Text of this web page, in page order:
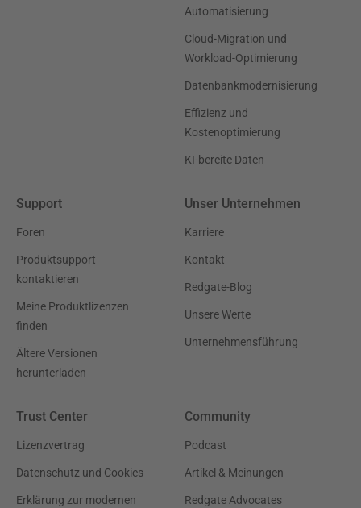
Automatisierung
Cloud-Migration und
Workload-Optimierung
Datenbankmodernisierung
Effizienz und
Kostenoptimierung
KI-bereite Daten
Support
Foren
Produktsupport
kontaktieren
Meine Produktlizenzen
finden
Ältere Versionen
herunterladen
Unser Unternehmen
Karriere
Kontakt
Redgate-Blog
Unsere Werte
Unternehmensführung
Trust Center
Lizenzvertrag
Datenschutz und Cookies
Erklärung zur modernen
Community
Podcast
Artikel & Meinungen
Redgate Advocates